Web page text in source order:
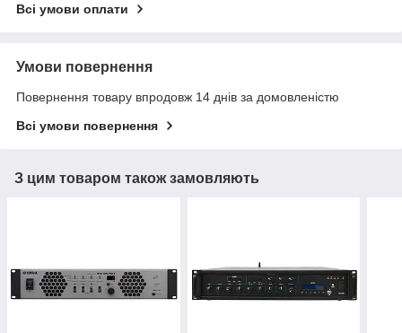
Всі умови оплати
Умови повернення
Повернення товару впродовж 14 днів за домовленістю
Всі умови повернення
З цим товаром також замовляють